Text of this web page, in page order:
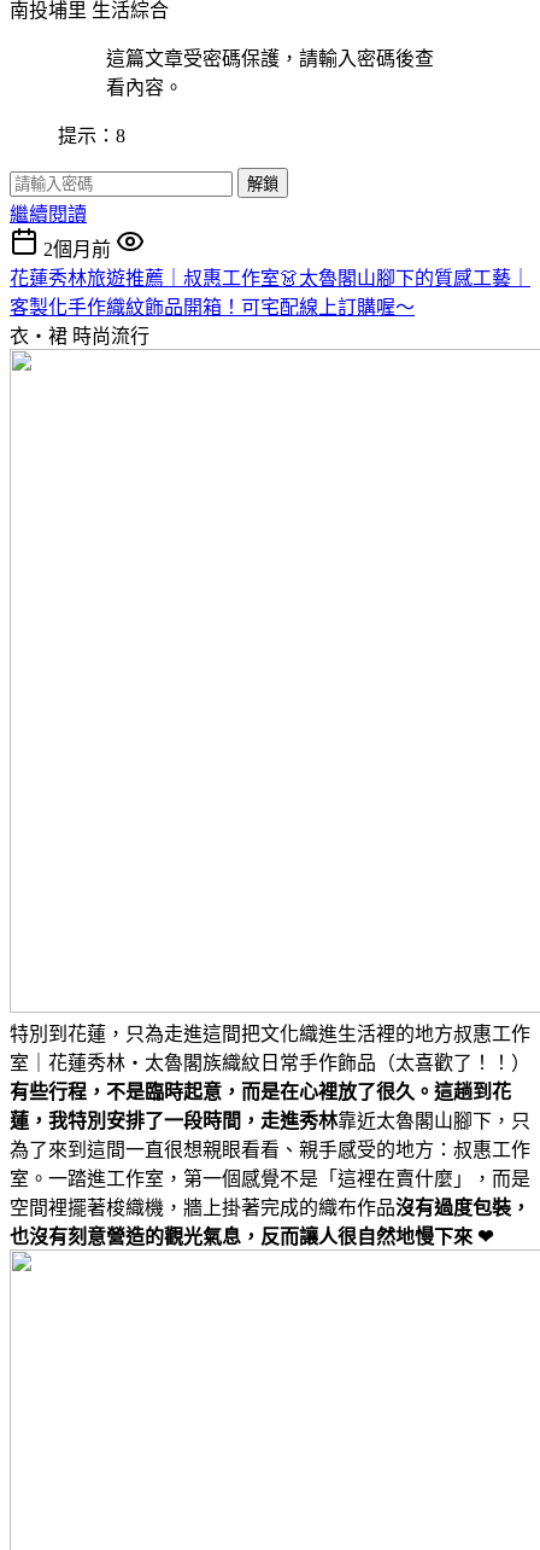
南投埔里 生活綜合
這篇文章受密碼保護，請輸入密碼後查
看內容。
提示：8
解鎖
繼續閱讀
2個月前
花蓮秀林旅遊推薦｜叔惠工作室👗太魯閣山腳下的質感工藝｜
客製化手作織紋飾品開箱！可宅配線上訂購喔～
衣・裙 時尚流行
特別到花蓮，只為走進這間把文化織進生活裡的地方叔惠工作
室｜花蓮秀林・太魯閣族織紋日常手作飾品（太喜歡了！！）
有些行程，不是臨時起意，而是在心裡放了很久。這趟到花
蓮，我特別安排了一段時間，走進秀林靠近太魯閣山腳下，只
為了來到這間一直很想親眼看看、親手感受的地方：叔惠工作
室。一踏進工作室，第一個感覺不是「這裡在賣什麼」，而是
空間裡擺著梭織機，牆上掛著完成的織布作品沒有過度包裝，
也沒有刻意營造的觀光氣息，反而讓人很自然地慢下來 ❤